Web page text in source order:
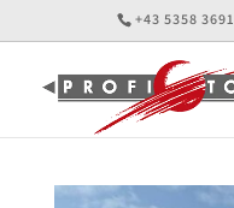
+43 5358 3691